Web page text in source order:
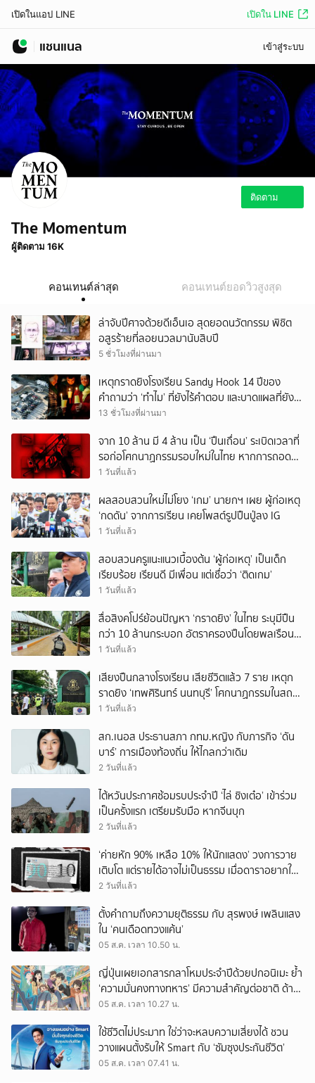
เปิดในแอป LINE เปิดใน LINE
แชนแนล เข้าสู่ระบบ
ติดตาม
The Momentum
ผู้ติดตาม 16K
คอนเทนต์ล่าสุด คอนเทนต์ยอดวิวสูงสุด
ล่าจับปีศาจด้วยดีเอ็นเอ สุดยอดนวัตกรรม พิชิต
อสูรร้ายที่ลอยนวลมานับสิบปี
5 ชั่วโมงที่ผ่านมา
เหตุกราดยิงโรงเรียน Sandy Hook 14 ปีของ
คำถามว่า ‘ทำไม’ ที่ยังไร้คำตอบ และบาดแผลที่ยัง
ทวงความรับผิดชอบไม่จบ
13 ชั่วโมงที่ผ่านมา
จาก 10 ล้าน มี 4 ล้าน เป็น ‘ปืนเถื่อน’ ระเบิดเวลาที่
รอก่อโศกนาฏกรรมรอบใหม่ในไทย หากการถอดบท
เรียนของรัฐเป็นเพียง ‘ลมปาก’
1 วันที่แล้ว
ผลสอบสวนใหม่ไม่โยง ‘เกม’ นายกฯ เผย ผู้ก่อเหตุ
‘กดดัน’ จากการเรียน เคยโพสต์รูปปืนปู่ลง IG
1 วันที่แล้ว
สอบสวนครูแนะแนวเบื้องต้น ‘ผู้ก่อเหตุ’ เป็นเด็ก
เรียบร้อย เรียนดี มีเพื่อน แต่เชื่อว่า ‘ติดเกม’
1 วันที่แล้ว
สื่อสิงคโปร์ย้อนปัญหา ‘กราดยิง’ ในไทย ระบุมีปืน
กว่า 10 ล้านกระบอก อัตราครองปืนโดยพลเรือน
สูงที่สุดในภูมิภาค
1 วันที่แล้ว
เสียงปืนกลางโรงเรียน เสียชีวิตแล้ว 7 ราย เหตุก
ราดยิง ‘เทพศิรินทร์ นนทบุรี’ โศกนาฏกรรมในสถาน
ศึกษา ครั้งที่ 2 ในรอบปี
1 วันที่แล้ว
สก.เนอส ประธานสภา กทม.หญิง กับภารกิจ ‘ดัน
บาร์’ การเมืองท้องถิ่น ให้ไกลกว่าเดิม
2 วันที่แล้ว
ไต้หวันประกาศซ้อมรบประจำปี ‘ไล่ ชิงเต๋อ’ เข้าร่วม
เป็นครั้งแรก เตรียมรับมือ หากจีนบุก
2 วันที่แล้ว
‘ค่ายหัก 90% เหลือ 10% ให้นักแสดง’ วงการวาย
เติบโต แต่รายได้อาจไม่เป็นธรรม เมื่อดาราอยากให้มี
‘สัญญามาตรฐาน’
2 วันที่แล้ว
ตั้งคำถามถึงความยุติธรรม กับ สุรพงษ์ เพลินแสง
ใน ‘คนเดือดทวงแค้น’
05 ส.ค. เวลา 10.50 น.
ญี่ปุ่นเผยเอกสารกลาโหมประจำปีด้วยปกอนิเมะ ย้ำ
‘ความมั่นคงทางทหาร’ มีความสำคัญต่อชาติ ด้าน
จีนเตือน ขออย่าซ้ำรอยประวัติศาสตร์
05 ส.ค. เวลา 10.27 น.
ใช้ชีวิตไม่ประมาท ใช่ว่าจะหลบความเสี่ยงได้ ชวน
วางแผนตั้งรับให้ Smart กับ ‘ซัมซุงประกันชีวิต’
05 ส.ค. เวลา 07.41 น.